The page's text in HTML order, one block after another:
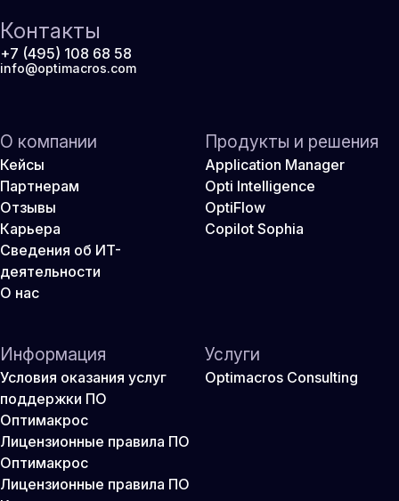
Контакты
+7 (495) 108 68 58
info@optimacros.com
О компании
Кейсы
Партнерам
Отзывы
Карьера
Сведения об ИТ-
деятельности
О нас
Продукты и решения
Application Manager
Opti Intelligence
OptiFlow
Copilot Sophia
Информация
Условия оказания услуг
поддержки ПО
Оптимакрос
Лицензионные правила ПО
Оптимакрос
Лицензионные правила ПО
Услуги
Optimacros Consulting